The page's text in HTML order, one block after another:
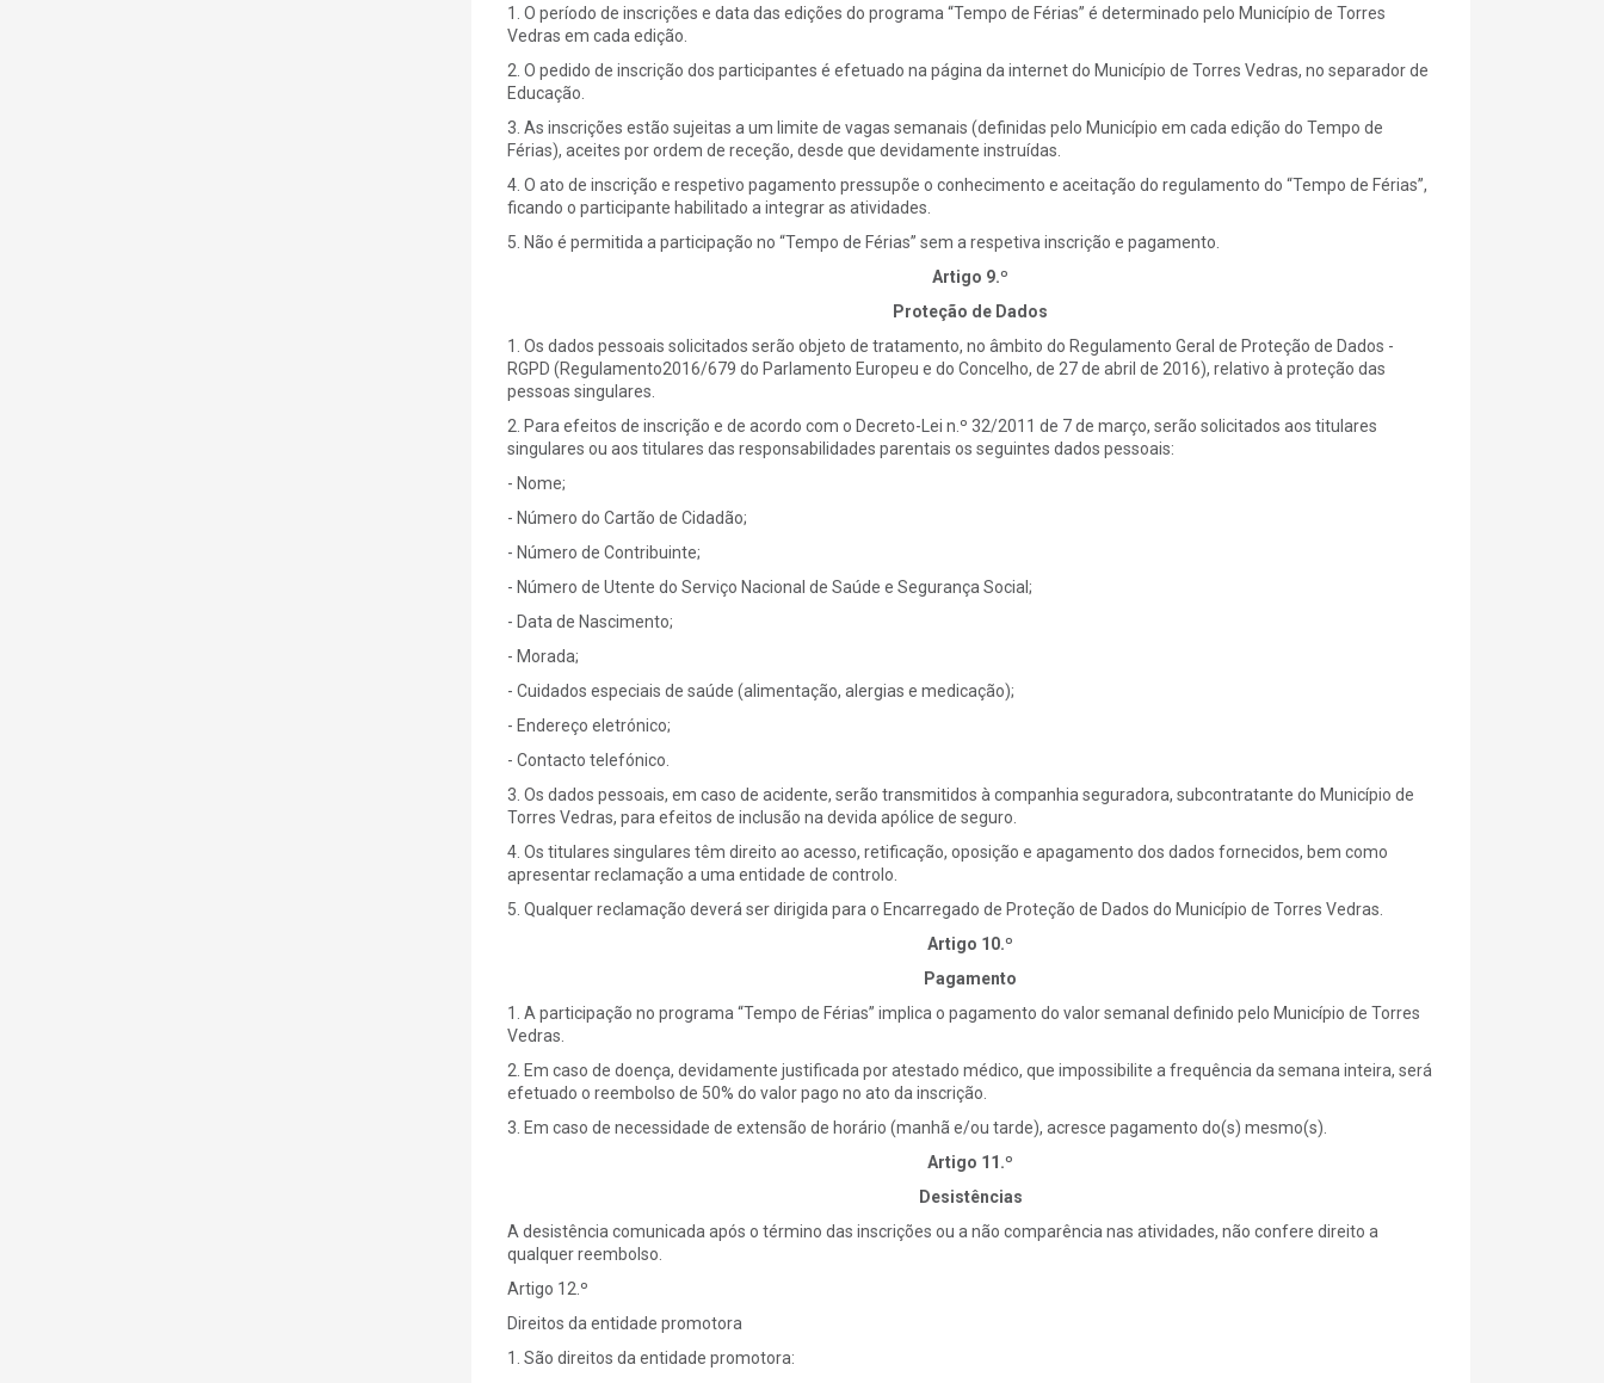
1. O período de inscrições e data das edições do programa “Tempo de Férias” é determinado pelo Município de Torres
Vedras em cada edição.
2. O pedido de inscrição dos participantes é efetuado na página da internet do Município de Torres Vedras, no separador de
Educação.
3. As inscrições estão sujeitas a um limite de vagas semanais (definidas pelo Município em cada edição do Tempo de
Férias), aceites por ordem de receção, desde que devidamente instruídas.
4. O ato de inscrição e respetivo pagamento pressupõe o conhecimento e aceitação do regulamento do “Tempo de Férias”,
ficando o participante habilitado a integrar as atividades.
5. Não é permitida a participação no “Tempo de Férias” sem a respetiva inscrição e pagamento.
Artigo 9.º
Proteção de Dados
1. Os dados pessoais solicitados serão objeto de tratamento, no âmbito do Regulamento Geral de Proteção de Dados -
RGPD (Regulamento2016/679 do Parlamento Europeu e do Concelho, de 27 de abril de 2016), relativo à proteção das
pessoas singulares.
2. Para efeitos de inscrição e de acordo com o Decreto-Lei n.º 32/2011 de 7 de março, serão solicitados aos titulares
singulares ou aos titulares das responsabilidades parentais os seguintes dados pessoais:
- Nome;
- Número do Cartão de Cidadão;
- Número de Contribuinte;
- Número de Utente do Serviço Nacional de Saúde e Segurança Social;
- Data de Nascimento;
- Morada;
- Cuidados especiais de saúde (alimentação, alergias e medicação);
- Endereço eletrónico;
- Contacto telefónico.
3. Os dados pessoais, em caso de acidente, serão transmitidos à companhia seguradora, subcontratante do Município de
Torres Vedras, para efeitos de inclusão na devida apólice de seguro.
4. Os titulares singulares têm direito ao acesso, retificação, oposição e apagamento dos dados fornecidos, bem como
apresentar reclamação a uma entidade de controlo.
5. Qualquer reclamação deverá ser dirigida para o Encarregado de Proteção de Dados do Município de Torres Vedras.
Artigo 10.º
Pagamento
1. A participação no programa “Tempo de Férias” implica o pagamento do valor semanal definido pelo Município de Torres
Vedras.
2. Em caso de doença, devidamente justificada por atestado médico, que impossibilite a frequência da semana inteira, será
efetuado o reembolso de 50% do valor pago no ato da inscrição.
3. Em caso de necessidade de extensão de horário (manhã e/ou tarde), acresce pagamento do(s) mesmo(s).
Artigo 11.º
Desistências
A desistência comunicada após o término das inscrições ou a não comparência nas atividades, não confere direito a
qualquer reembolso.
Artigo 12.º
Direitos da entidade promotora
1. São direitos da entidade promotora: